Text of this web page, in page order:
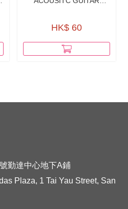
HK$ 60
勤達中心地下A鋪
Plaza, 1 Tai Yau Street, San